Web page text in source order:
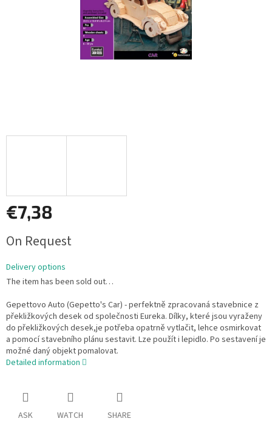
€7,38
price:
On Request
Delivery options
The item has been sold out…
Gepettovo Auto (Gepetto's Car) - perfektně zpracovaná stavebnice z
překližkových desek od společnosti Eureka. Dílky, které jsou vyraženy
do překližkových desek,je potřeba opatrně vytlačit, lehce osmirkovat
a pomocí stavebního plánu sestavit. Lze použít i lepidlo. Po sestavení je
možné daný objekt pomalovat.
Detailed information
ASK WATCH SHARE